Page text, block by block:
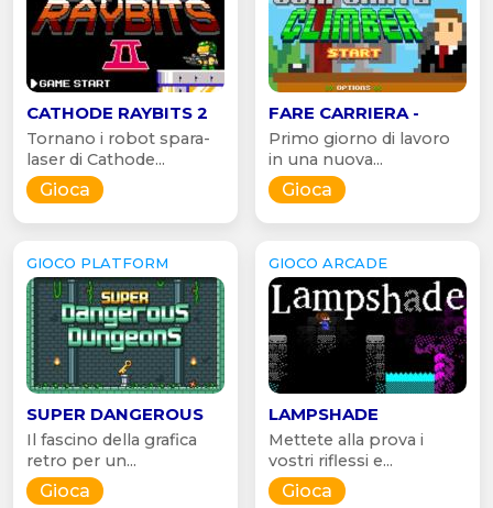
CATHODE RAYBITS 2
Tornano i robot spara-
laser di Cathode...
Gioca
FARE CARRIERA -
Primo giorno di lavoro
in una nuova...
Gioca
GIOCO PLATFORM
SUPER DANGEROUS
Il fascino della grafica
retro per un...
Gioca
GIOCO ARCADE
LAMPSHADE
Mettete alla prova i
vostri riflessi e...
Gioca